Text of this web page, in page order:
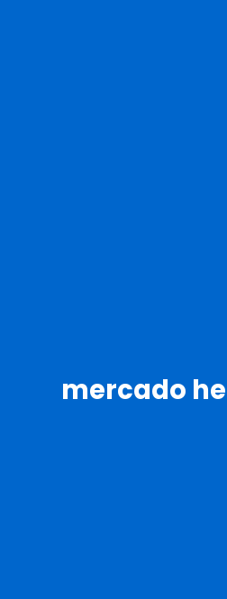
mercado